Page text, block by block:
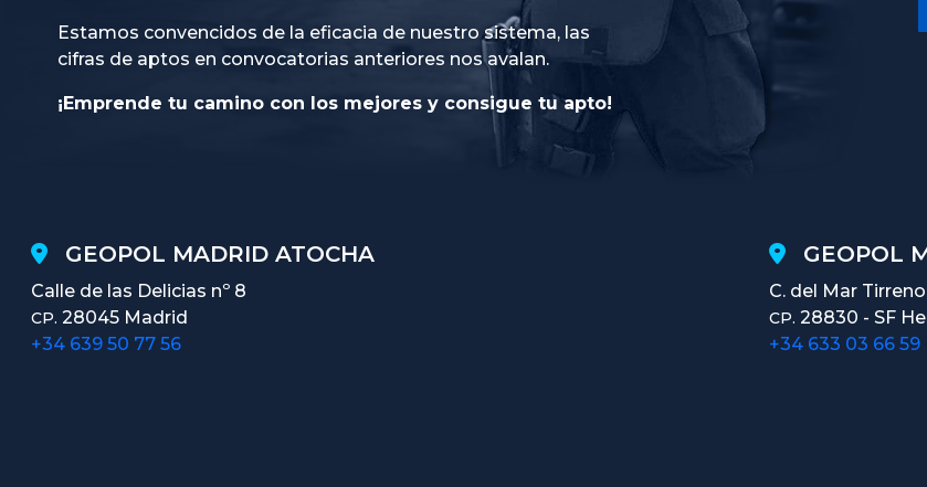
Estamos convencidos de la eficacia de nuestro sistema, las
cifras de aptos en convocatorias anteriores nos avalan.
¡Emprende tu camino con los mejores y consigue tu apto!
GEOPOL MADRID ATOCHA
Calle de las Delicias nº 8
CP. 28045 Madrid
+34 639 50 77 56
GEOPOL
C. del Mar
CP. 28830 - SF
+34 633 03 66 59